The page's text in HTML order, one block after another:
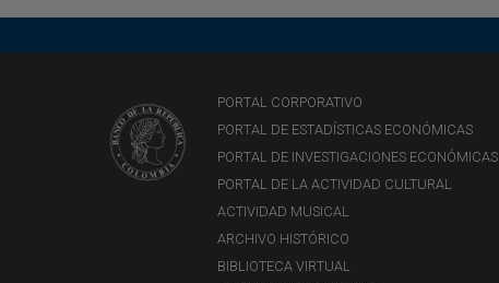
PORTAL CORPORATIVO
PORTAL DE ESTADÍSTICAS ECONÓMICAS
PORTAL DE INVESTIGACIONES ECONÓMICAS
PORTAL DE LA ACTIVIDAD CULTURAL
ACTIVIDAD MUSICAL
ARCHIVO HISTÓRICO
BIBLIOTECA VIRTUAL